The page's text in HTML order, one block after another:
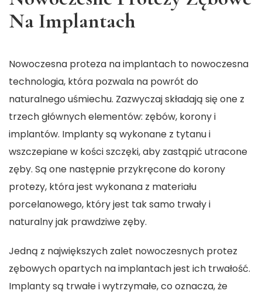
Na Implantach
Nowoczesna proteza na implantach to nowoczesna
technologia, która pozwala na powrót do
naturalnego uśmiechu. Zazwyczaj składają się one z
trzech głównych elementów: zębów, korony i
implantów. Implanty są wykonane z tytanu i
wszczepiane w kości szczęki, aby zastąpić utracone
zęby. Są one następnie przykręcone do korony
protezy, która jest wykonana z materiału
porcelanowego, który jest tak samo trwały i
naturalny jak prawdziwe zęby.
Jedną z największych zalet nowoczesnych protez
zębowych opartych na implantach jest ich trwałość.
Implanty są trwałe i wytrzymałe, co oznacza, że